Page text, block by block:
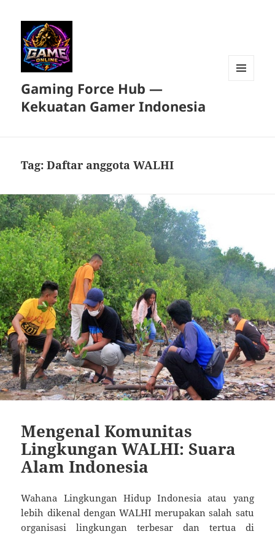
Gaming Force Hub —
Kekuatan Gamer Indonesia
Tag:Daftar anggota WALHI
Mengenal Komunitas
Lingkungan WALHI: Suara
Alam Indonesia
Wahana Lingkungan Hidup Indonesia atau yang
lebih dikenal dengan WALHI merupakan salah satu
organisasi lingkungan terbesar dan tertua di